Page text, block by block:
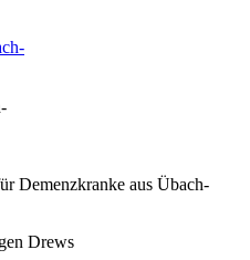
Demenzkranke aus Übach-
Drews